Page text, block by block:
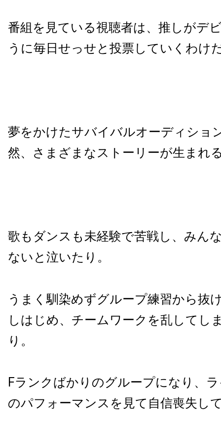
番組を見ている視聴者は、推しがデ
うに毎日せっせと投票していくわけ
夢をかけたサバイバルオーディショ
然、さまざまなストーリーが生まれ
歌もダンスも未経験で苦戦し、みん
ないと泣いたり。
うまく馴染めずグループ練習から抜
しはじめ、チームワークを乱してし
り。
Fランクばかりのグループになり、
のパフォーマンスを見て自信喪失し